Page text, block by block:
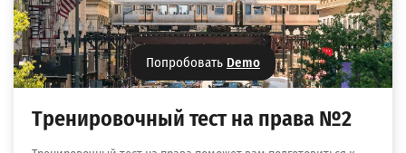
Попробовать Demo
Тренировочный тест на права №2